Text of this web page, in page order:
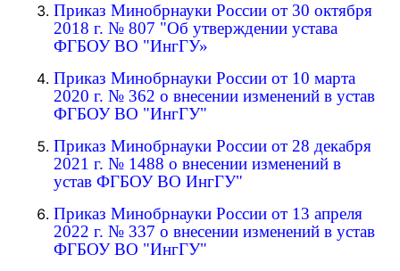
Приказ Минобрнауки России от 30 октября
2018 г. № 807 "Об утверждении устава
ФГБОУ ВО "ИнгГУ»
Приказ Минобрнауки России от 10 марта
2020 г. № 362 о внесении изменений в устав
ФГБОУ ВО "ИнгГУ"
Приказ Минобрнауки России от 28 декабря
2021 г. № 1488 о внесении изменений в
устав ФГБОУ ВО ИнгГУ"
Приказ Минобрнауки России от 13 апреля
2022 г. № 337 о внесении изменений в устав
ФГБОУ ВО "ИнгГУ"